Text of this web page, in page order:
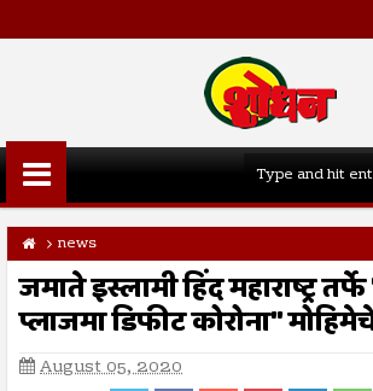
news
जमाते इस्लामी हिंद महाराष्ट्र
प्लाजमा डिफीट कोरोना"
August 05, 2020